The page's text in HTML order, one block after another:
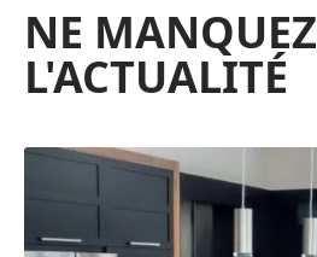
NE
L'ACTUALITÉ